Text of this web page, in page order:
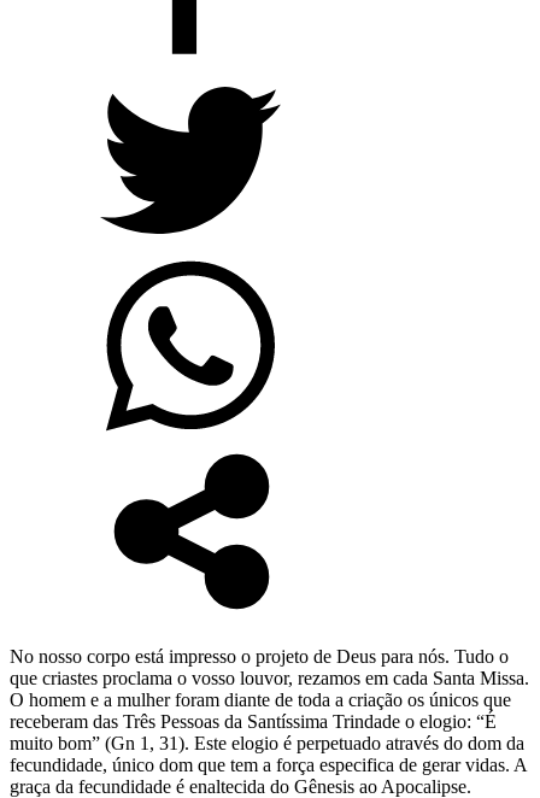
No nosso corpo está impresso o projeto de Deus para nós. Tudo o
que criastes proclama o vosso louvor, rezamos em cada Santa Missa.
O homem e a mulher foram diante de toda a criação os únicos que
receberam das Três Pessoas da Santíssima Trindade o elogio: “É
muito bom” (Gn 1, 31). Este elogio é perpetuado através do dom da
fecundidade, único dom que tem a força especifica de gerar vidas. A
graça da fecundidade é enaltecida do Gênesis ao Apocalipse.